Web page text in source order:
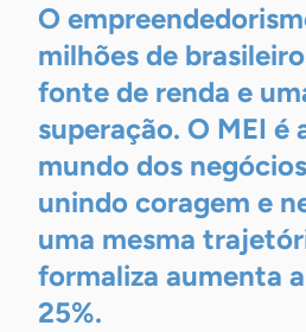
O
milhões de
fonte de renda e
superação. O MEI é
mundo dos
unindo coragem e
uma mesma
formaliza aumenta
25%.